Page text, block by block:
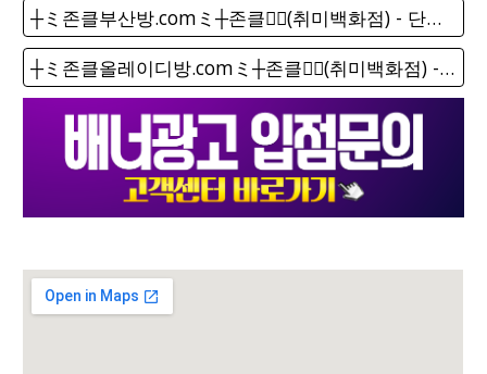
┼ミ존클부산방.comミ┼존클❤️‍🔥(취미백화점) - 단톡방
┼ミ존클올레이디방.comミ┼존클❤️‍🔥(취미백화점) - 단톡방